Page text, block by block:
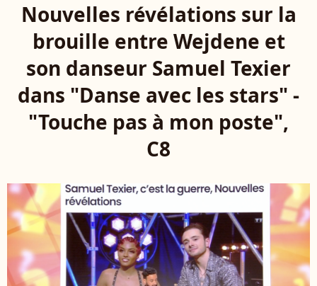
Nouvelles révélations sur la
brouille entre Wejdene et
son danseur Samuel Texier
dans "Danse avec les stars" -
"Touche pas à mon poste",
C8